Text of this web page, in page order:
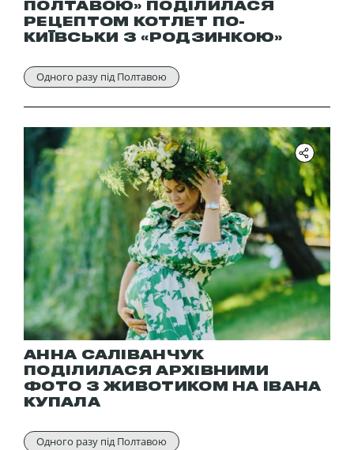
ПОЛТАВОЮ» ПОДІЛИЛАСЯ
РЕЦЕПТОМ КОТЛЕТ ПО-
КИЇВСЬКИ З «РОДЗИНКОЮ»
Одного разу під Полтавою
АННА САЛІВАНЧУК
ПОДІЛИЛАСЯ АРХІВНИМИ
ФОТО З ЖИВОТИКОМ НА ІВАНА
КУПАЛА
Одного разу під Полтавою